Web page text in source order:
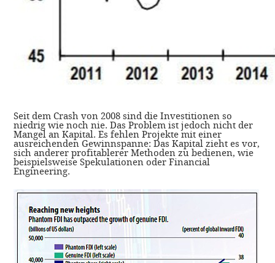
Seit dem Crash von 2008 sind die Investitionen so
niedrig wie noch nie. Das Problem ist jedoch nicht der
Mangel an Kapital. Es fehlen Projekte mit einer
ausreichenden Gewinnspanne: Das Kapital zieht es vor,
sich anderer profitablerer Methoden zu bedienen, wie
beispielsweise Spekulationen oder Financial
Engineering.